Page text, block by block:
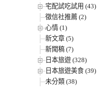
宅配試吃試用 (43)
徵信社推薦 (2)
心情 (1)
新文章 (5)
新聞稿 (7)
日本旅遊 (328)
日本旅遊美食 (39)
未分類 (38)